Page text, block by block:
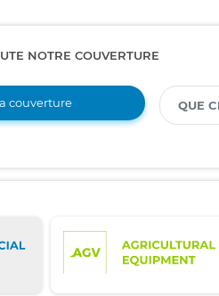
NOTRE COUVERTURE
couverture